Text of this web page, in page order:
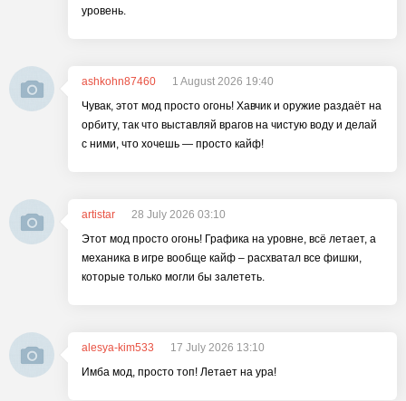
уровень.
ashkohn87460
1 August 2026 19:40
Чувак, этот мод просто огонь! Хавчик и оружие раздаёт на
орбиту, так что выставляй врагов на чистую воду и делай
с ними, что хочешь — просто кайф!
artistar
28 July 2026 03:10
Этот мод просто огонь! Графика на уровне, всё летает, а
механика в игре вообще кайф – расхватал все фишки,
которые только могли бы залететь.
alesya-kim533
17 July 2026 13:10
Имба мод, просто топ! Летает на ура!